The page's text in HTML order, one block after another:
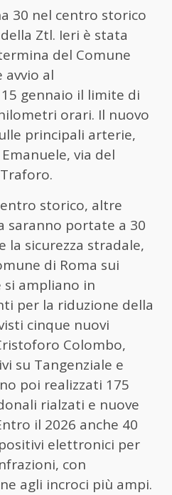
30 nel centro storico
Ztl. Ieri è stata
del Comune
avvio al
gennaio il limite di
orari. Il nuovo
principali arterie,
via del
storico, altre
saranno portate a 30
la sicurezza stradale,
di Roma sui
ampliano in
per la riduzione della
cinque nuovi
Colombo,
su Tangenziale e
poi realizzati 175
rialzati e nuove
il 2026 anche 40
elettronici per
con
agli incroci più ampi.